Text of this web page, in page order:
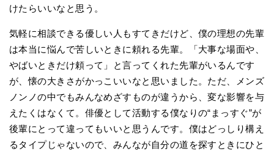
けたらいいなと思う。
気軽に相談できる優しい人もすてきだけど、僕の理想の先輩
は本当に悩んで苦しいときに頼れる先輩。「大事な場面や、
やばいときだけ頼って」と言ってくれた先輩がいるんです
が、懐の大きさがかっこいいなと思いました。ただ、メンズ
ノンノの中でもみんなめざすものが違うから、変な影響を与
えたくはなくて。俳優として活動する僕なりの“まっすぐ”が
後輩にとって違ってもいいと思うんです。僕はどっしり構え
るタイプじゃないので、みんなが自分の道を探すときにひと